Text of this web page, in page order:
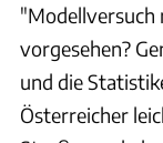
"Modellversuch
vorgesehen?
und die
Österreicher